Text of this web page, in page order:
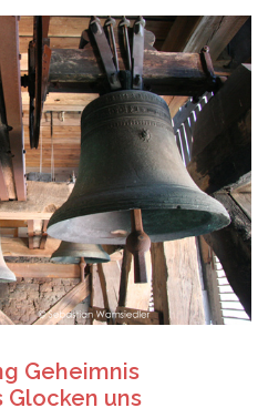
Geheimnis
Glocken uns